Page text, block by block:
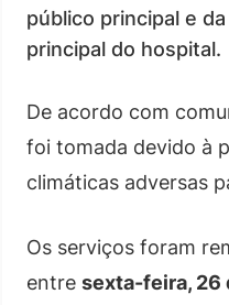
público principal e
principal do hospital.
De acordo com
foi tomada devido à
climáticas adversas
Os serviços foram
entre sexta-feira, 26